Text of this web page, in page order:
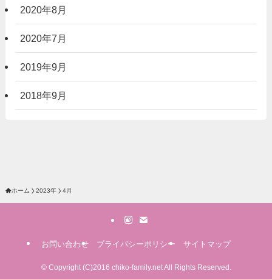
2020年8月
2020年7月
2019年9月
2018年9月
ホーム 2023年 4月
お問い合わせ プライバシーポリシー サイトマップ
©Copyright (C)2016 chiko-family.net All Rights Reserved.